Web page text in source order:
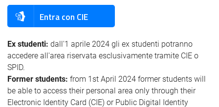
Entra con CIE
Ex studenti: dall'1 aprile 2024 gli ex studenti potranno
accedere all'area riservata esclusivamente tramite CIE o
SPID.
Former students: from 1st April 2024 former students will
be able to access their personal area only through their
Electronic Identity Card (CIE) or Public Digital Identity